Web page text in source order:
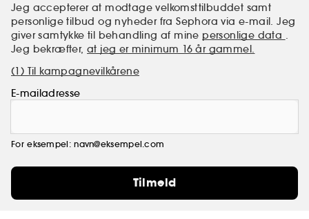
Jeg accepterer at modtage velkomsttilbuddet samt
personlige tilbud og nyheder fra Sephora via e-mail. Jeg
giver samtykke til behandling af mine personlige data .
Jeg bekræfter,at jeg er minimum 16 år gammel.
(1) Til kampagnevilkårene
E-mailadresse
For eksempel: navn@eksempel.com
Tilmeld